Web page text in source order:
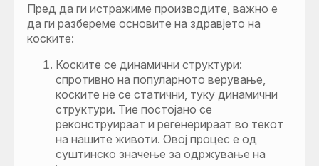
Пред да ги истражиме производите, важно е
да ги разбереме основите на здравјето на
коските:
Коските се динамични структури:
спротивно на популарното верување,
коските не се статични, туку динамични
структури. Тие постојано се
реконструираат и регенерираат во текот
на нашите животи. Овој процес е од
суштинско значење за одржување на